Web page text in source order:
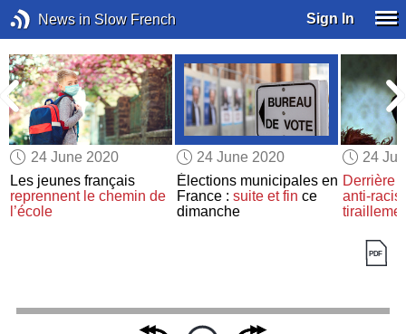
News in Slow French Sign In
24 June 2020
Les jeunes français
reprennent le chemin de
l’école
24 June 2020
Élections municipales en
France : suite et fin ce
dimanche
24
Derrière
anti-